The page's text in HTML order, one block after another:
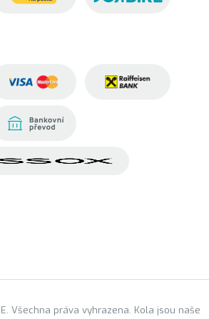
Všechna práva vyhrazena. Kola jsou naše